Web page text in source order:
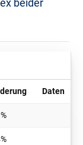
beider
Daten
%
%